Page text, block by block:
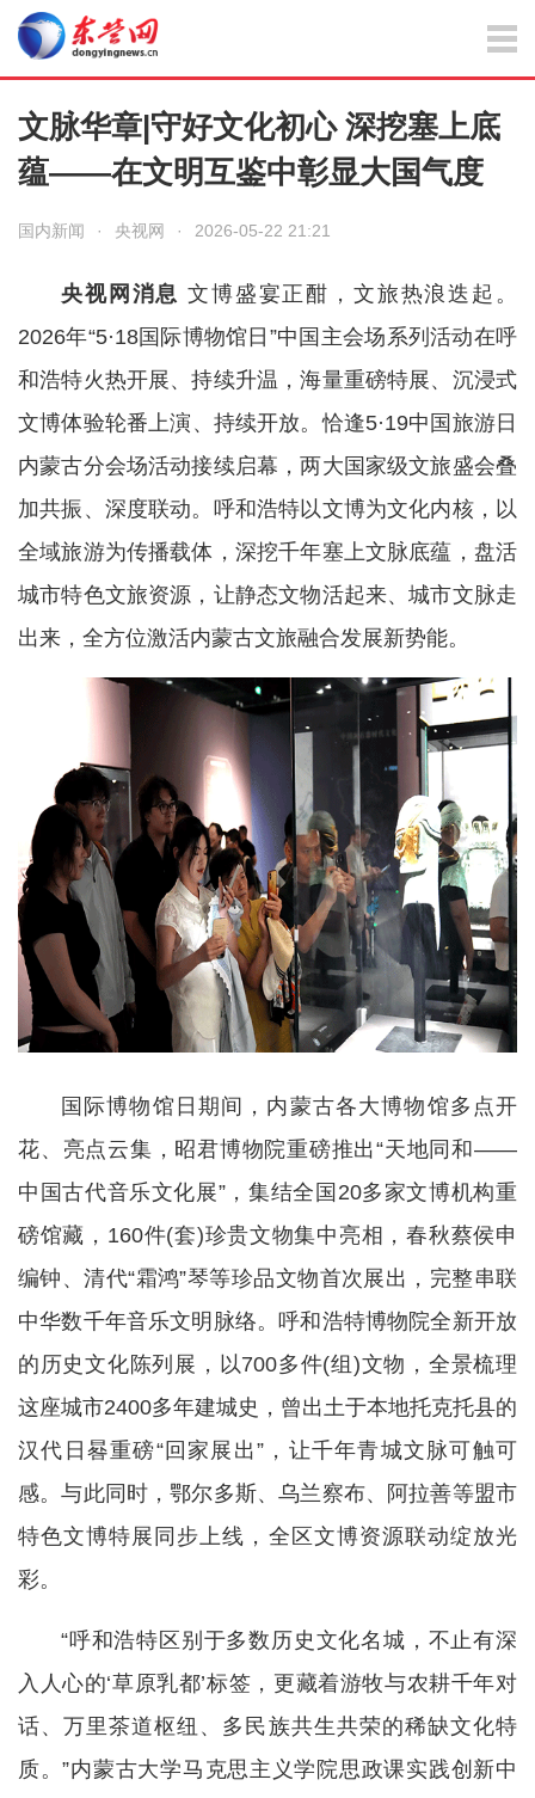
文脉华章|守好文化初心 深挖塞上底
蕴——在文明互鉴中彰显大国气度
国内新闻 · 央视网 · 2026-05-22 21:21
央视网消息文博盛宴正酣，文旅热浪迭起。
2026年“5·18国际博物馆日”中国主会场系列活动在呼
和浩特火热开展、持续升温，海量重磅特展、沉浸式
文博体验轮番上演、持续开放。恰逢5·19中国旅游日
内蒙古分会场活动接续启幕，两大国家级文旅盛会叠
加共振、深度联动。呼和浩特以文博为文化内核，以
全域旅游为传播载体，深挖千年塞上文脉底蕴，盘活
城市特色文旅资源，让静态文物活起来、城市文脉走
出来，全方位激活内蒙古文旅融合发展新势能。
国际博物馆日期间，内蒙古各大博物馆多点开
花、亮点云集，昭君博物院重磅推出“天地同和——
中国古代音乐文化展”，集结全国20多家文博机构重
磅馆藏，160件(套)珍贵文物集中亮相，春秋蔡侯申
编钟、清代“霜鸿”琴等珍品文物首次展出，完整串联
中华数千年音乐文明脉络。呼和浩特博物院全新开放
的历史文化陈列展，以700多件(组)文物，全景梳理
这座城市2400多年建城史，曾出土于本地托克托县的
汉代日晷重磅“回家展出”，让千年青城文脉可触可
感。与此同时，鄂尔多斯、乌兰察布、阿拉善等盟市
特色文博特展同步上线，全区文博资源联动绽放光
彩。
“呼和浩特区别于多数历史文化名城，不止有深
入人心的‘草原乳都’标签，更藏着游牧与农耕千年对
话、万里茶道枢纽、多民族共生共荣的稀缺文化特
质。”内蒙古大学马克思主义学院思政课实践创新中